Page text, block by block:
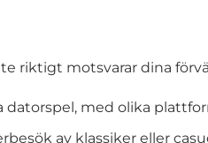
riktigt motsvarar dina
med olika
av klassiker eller